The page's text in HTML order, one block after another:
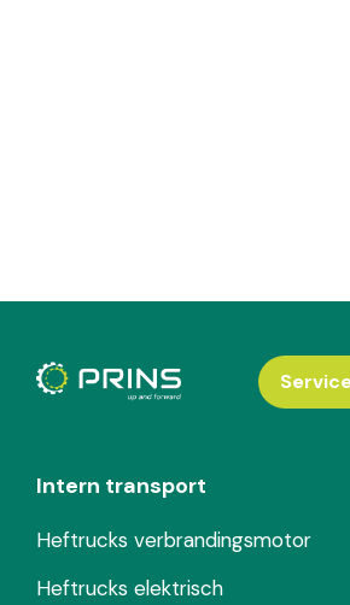
Intern transport
Heftrucks verbrandingsmotor
Heftrucks elektrisch